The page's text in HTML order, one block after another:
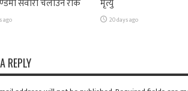
सवारी चलाउन रोक
ago
मृत्यु
20 days ago
REPLY